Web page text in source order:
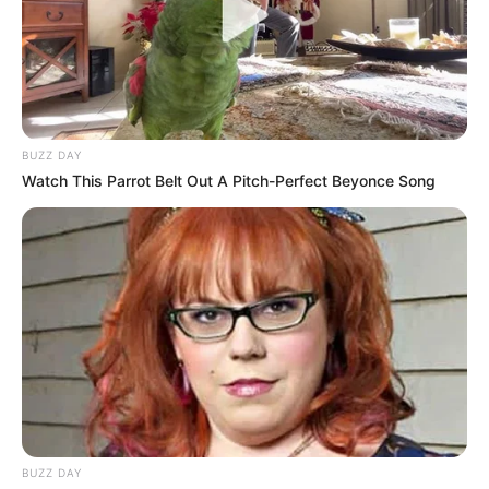
Tier- und Zooparks
Veranstaltung für Seßlach eintragen
Weitere Informationen über Seßlach im Internet:
www.sesslach.de
de.wikipedia.org/wiki/Seßlach
Kauf- und Lesetipps:Reiseführer Seßlach
Hotel Seßlach hierbuchen
BUZZ DAY
Watch This Parrot Belt Out A Pitch-Perfect Beyonce Song
BUZZ DAY